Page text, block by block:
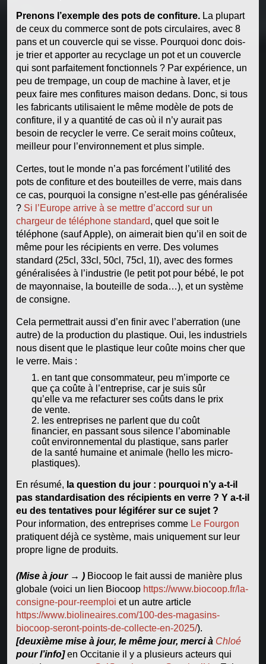
Prenons l’exemple des pots de confiture.La plupart
de ceux du commerce sont de pots circulaires, avec 8
pans et un couvercle qui se visse. Pourquoi donc dois-
je trier et apporter au recyclage un pot et un couvercle
qui sont parfaitement fonctionnels ? Par expérience, un
peu de trempage, un coup de machine à laver, et je
peux faire mes confitures maison dedans. Donc, si tous
les fabricants utilisaient le même modèle de pots de
confiture, il y a quantité de cas où il n’y aurait pas
besoin de recycler le verre. Ce serait moins coûteux,
meilleur pour l’environnement et plus simple.
Certes, tout le monde n’a pas forcément l’utilité des
pots de confiture et des bouteilles de verre, mais dans
ce cas, pourquoi la consigne n’est-elle pas généralisée
? Si l’Europe arrive à se mettre d’accord sur un
chargeur de téléphone standard, quel que soit le
téléphone (sauf Apple), on aimerait bien qu’il en soit de
même pour les récipients en verre. Des volumes
standard (25cl, 33cl, 50cl, 75cl, 1l), avec des formes
généralisées à l’industrie (le petit pot pour bébé, le pot
de mayonnaise, la bouteille de soda…), et un système
de consigne.
Cela permettrait aussi d’en finir avec l’aberration (une
autre) de la production du plastique. Oui, les industriels
nous disent que le plastique leur coûte moins cher que
le verre. Mais :
en tant que consommateur, peu m’importe ce
que ça coûte à l’entreprise, car je suis sûr
qu’elle va me refacturer ses coûts dans le prix
de vente.
les entreprises ne parlent que du coût
financier, en passant sous silence l’abominable
coût environnemental du plastique, sans parler
de la santé humaine et animale (hello les micro-
plastiques).
En résumé, la question du jour : pourquoi n’y a-t-il
pas standardisation des récipients en verre ? Y a-t-il
eu des tentatives pour légiférer sur ce sujet ?
Pour information, des entreprises comme Le Fourgon
pratiquent déjà ce système, mais uniquement sur leur
propre ligne de produits.
(Mise à jour → )Biocoop le fait aussi de manière plus
globale (voici un lien Biocoop https://www.biocoop.fr/la-
consigne-pour-reemploi et un autre article
https://www.biolineaires.com/100-des-magasins-
biocoop-seront-points-de-collecte-en-2025/).
[deuxième mise à jour, le même jour, merci à Chloé
pour l’info]en Occitanie il y a plusieurs acteurs qui